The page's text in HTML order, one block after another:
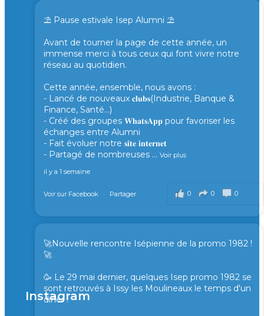
⛱️ Pause estivale Isep Alumni ⛱️
Avant de tourner la page de cette année, un
immense merci à tous ceux qui font vivre notre
réseau au quotidien.
Cette année, ensemble, nous avons :
- Lancé de nouveaux 𝐜𝐥𝐮𝐛𝐬(Industrie, Banque &
Finance, Santé...)
- Créé des groupes 𝐖𝐡𝐚𝐭𝐬𝐀𝐩𝐩 pour favoriser les
échanges entre Alumni
- Fait évoluer notre 𝐬𝐢𝐭𝐞 𝐢𝐧𝐭𝐞𝐫𝐧𝐞𝐭
- Partagé de nombreuses ... Voir plus
il y a 1 semaine
0 0 0
Voir sur Facebook · Partager
🚀Nouvelle rencontre Isépienne de la promo 1982 !
🚀
🥳 Le 29 mai dernier, quelques Isep promo 1982 se
sont retrouvés à Issy les Moulineaux le temps d'un
diner !
Instagram